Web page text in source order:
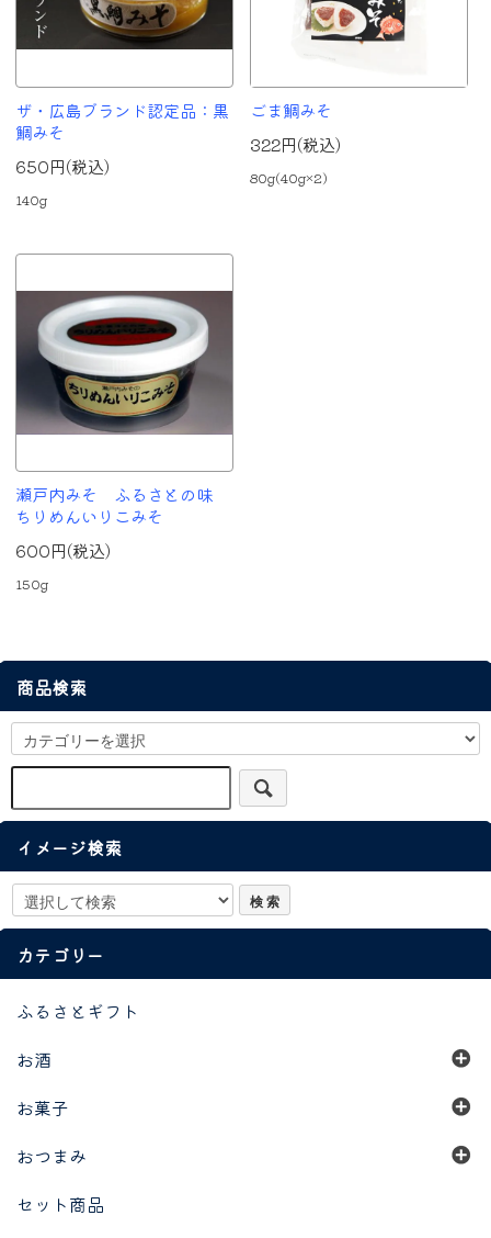
ザ・広島ブランド認定品：黒
鯛みそ
650円(税込)
140g
ごま鯛みそ
322円(税込)
80g(40g×2)
瀬戸内みそ ふるさとの味
ちりめんいりこみそ
600円(税込)
150g
商品検索
イメージ検索
カテゴリー
ふるさとギフト
お酒
お菓子
おつまみ
セット商品